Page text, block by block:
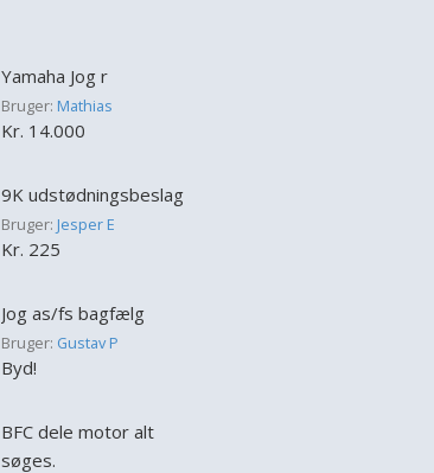
Yamaha Jog r
Bruger: Mathias
Kr. 14.000
9K udstødningsbeslag
Bruger: Jesper E
Kr. 225
Jog as/fs bagfælg
Bruger: Gustav P
Byd!
BFC dele motor alt
søges.